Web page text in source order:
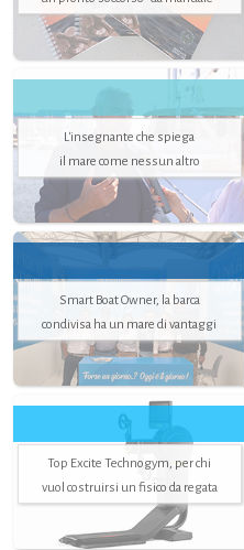
L'insegnante che spiega
il mare come nessun altro
Smart Boat Owner, la barca
condivisa ha un mare di vantaggi
Top Excite Technogym, per chi
vuol costruirsi un fisico da regata